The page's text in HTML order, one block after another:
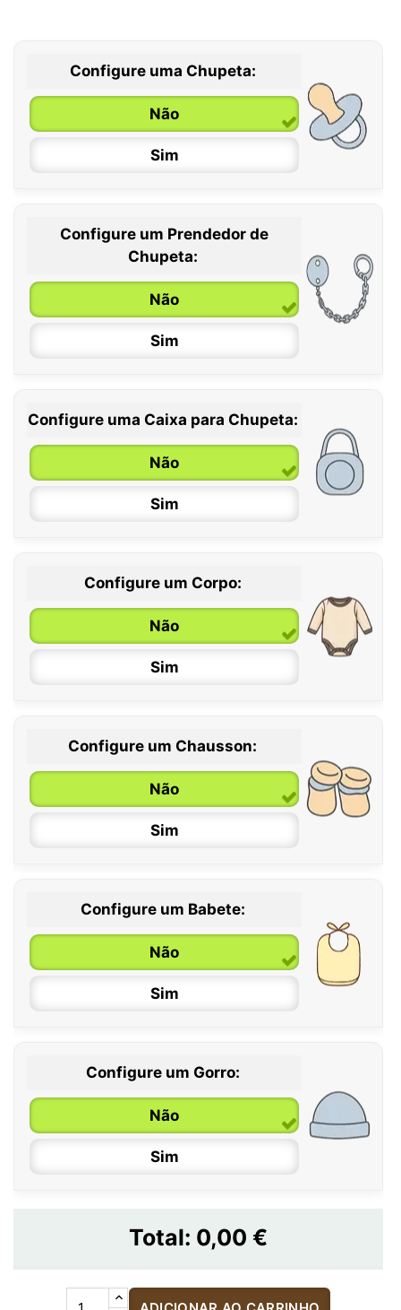
Configure uma Chupeta:
Não
Sim
0 / 6 meses
6 / 36 meses
Configure um Prendedor de
Chupeta:
Não
Sim
Configure uma Caixa para Chupeta:
Não
Sim
Configure um Corpo:
Não
Sim
0 / 6 meses
6 / 12 meses
12 / 18 meses
Configure um Chausson:
Não
Sim
Configure um Babete:
Não
Sim
Configure um Gorro:
Não
Sim
Total: 0,00 €